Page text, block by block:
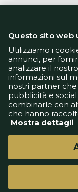
Questo sito web
Utilizziamo i
annunci, per
analizzare il
informazioni sul
nostri partner
pubblicità e
combinarle con
che hanno
Mostra dettagli